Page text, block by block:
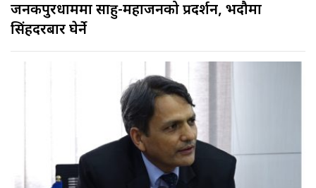
जनकपुरधाममा साहु-महाजनको प्रदर्शन, भदौमा
सिंहदरबार घेर्ने